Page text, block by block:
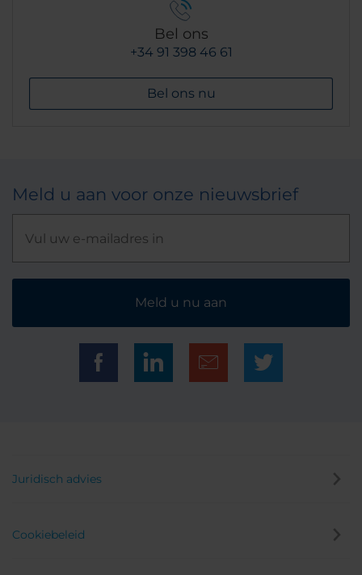
Bel ons
+34 91 398 46 61
Bel ons nu
Meld u aan voor onze nieuwsbrief
Meld u nu aan
Juridisch advies
Cookiebeleid